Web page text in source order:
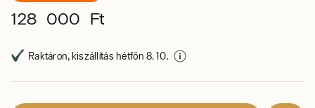
128 000 Ft
Raktáron, kiszállítás hétfőn 8. 10.